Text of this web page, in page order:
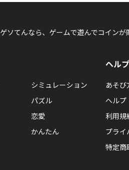
ゲソてんなら、ゲームで遊んでコインが
シミュレーション
パズル
恋愛
かんたん
ヘル
あそび
ヘルプ
利用規
プライ
特定商